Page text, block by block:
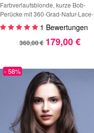
Farbverlaufsblonde, kurze Bob-
Perücke mit 360-Grad-Natur-Lace-
Front aus Echthaar für kaukasische
Frauen
1 Bewertungen
360,00 € 179,00 €
- 58%